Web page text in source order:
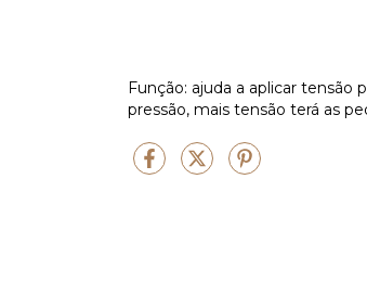
Função: ajuda a aplicar
pressão, mais tensão terá as